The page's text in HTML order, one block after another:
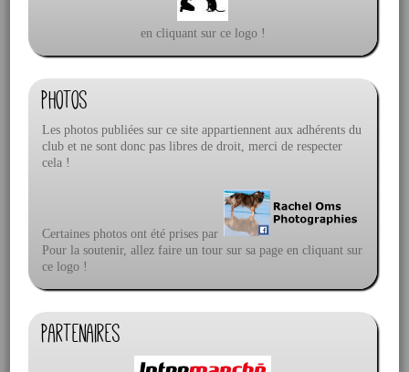
en cliquant sur ce logo !
Photos
Les photos publiées sur ce site appartiennent aux adhérents du
club et ne sont donc pas libres de droit, merci de respecter
cela !
Certaines photos ont été prises par
Pour la soutenir, allez faire un tour sur sa page en cliquant sur
ce logo !
Partenaires